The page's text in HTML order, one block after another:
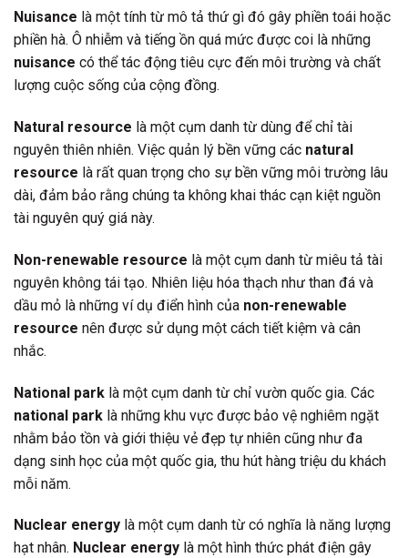
Nuisance là một tính từ mô tả thứ gì đó gây phiền toái hoặc
phiền hà. Ô nhiễm và tiếng ồn quá mức được coi là những
nuisance có thể tác động tiêu cực đến môi trường và chất
lượng cuộc sống của cộng đồng.
Natural resource là một cụm danh từ dùng để chỉ tài
nguyên thiên nhiên. Việc quản lý bền vững các natural
resource là rất quan trọng cho sự bền vững môi trường lâu
dài, đảm bảo rằng chúng ta không khai thác cạn kiệt nguồn
tài nguyên quý giá này.
Non-renewable resource là một cụm danh từ miêu tả tài
nguyên không tái tạo. Nhiên liệu hóa thạch như than đá và
dầu mỏ là những ví dụ điển hình của non-renewable
resource nên được sử dụng một cách tiết kiệm và cân
nhắc.
National park là một cụm danh từ chỉ vườn quốc gia. Các
national park là những khu vực được bảo vệ nghiêm ngặt
nhằm bảo tồn và giới thiệu vẻ đẹp tự nhiên cũng như đa
dạng sinh học của một quốc gia, thu hút hàng triệu du khách
mỗi năm.
Nuclear energy là một cụm danh từ có nghĩa là năng lượng
hạt nhân. Nuclear energy là một hình thức phát điện gây